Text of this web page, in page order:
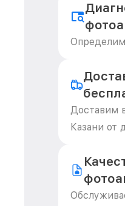
Определим
Доставим
Казани от